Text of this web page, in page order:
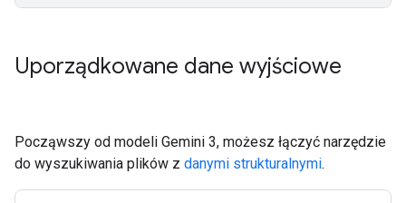
Uporządkowane dane wyjściowe
Począwszy od modeli Gemini 3, możesz łączyć narzędzie
do wyszukiwania plików z danymi strukturalnymi.